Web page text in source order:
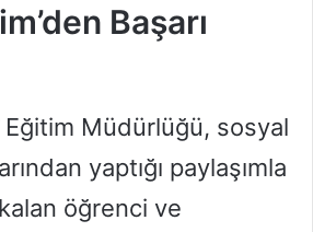
Başarı
Eğitim Müdürlüğü, sosyal
yaptığı paylaşımla
öğrenci ve